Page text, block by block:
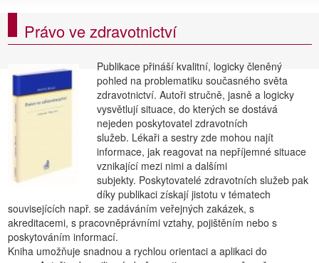
Právo ve zdravotnictví
Publikace přináší kvalitní, logicky členěný
pohled na problematiku současného světa
zdravotnictví. Autoři stručně, jasně a logicky
vysvětlují situace, do kterých se dostává
nejeden poskytovatel zdravotních
služeb. Lékaři a sestry zde mohou najít
informace, jak reagovat na nepříjemné situace
vznikající mezi nimi a dalšími
subjekty. Poskytovatelé zdravotních služeb pak
díky publikaci získají jistotu v tématech
souvisejících např. se zadáváním veřejných zakázek, s
akreditacemi, s pracovněprávními vztahy, pojištěním nebo s
poskytováním informací.
Kniha umožňuje snadnou a rychlou orientaci a aplikaci do